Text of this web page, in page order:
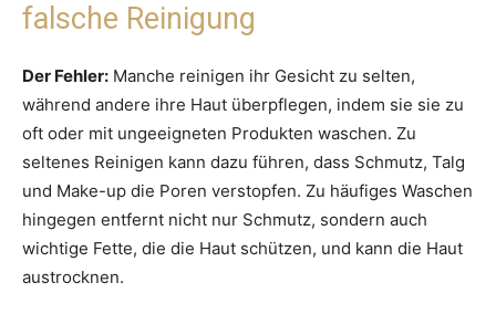
falsche Reinigung
Der Fehler: Manche reinigen ihr Gesicht zu selten,
während andere ihre Haut überpflegen, indem sie sie zu
oft oder mit ungeeigneten Produkten waschen. Zu
seltenes Reinigen kann dazu führen, dass Schmutz, Talg
und Make-up die Poren verstopfen. Zu häufiges Waschen
hingegen entfernt nicht nur Schmutz, sondern auch
wichtige Fette, die die Haut schützen, und kann die Haut
austrocknen.